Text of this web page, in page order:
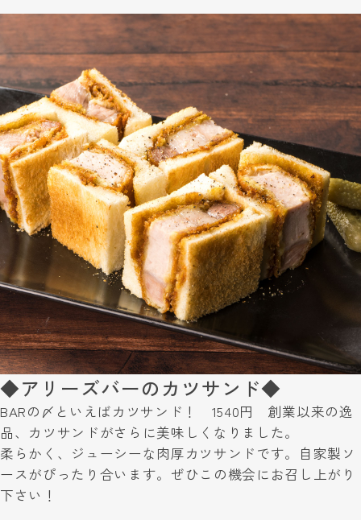
◆アリーズバーのカツサンド◆
BARの〆といえばカツサンド！ 1540円 創業以来の逸
品、カツサンドがさらに美味しくなりました。
柔らかく、ジューシーな肉厚カツサンドです。自家製ソ
ースがぴったり合います。ぜひこの機会にお召し上がり
下さい！